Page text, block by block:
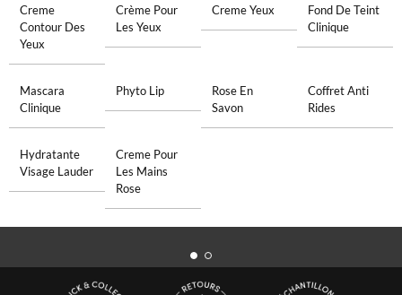
Creme
Contour Des
Yeux
Crème Pour
Les Yeux
Creme Yeux
Fond De Teint
Clinique
Mascara
Clinique
Phyto Lip
Rose En
Savon
Coffret Anti
Rides
Hydratante
Visage Lauder
Creme Pour
Les Mains
Rose